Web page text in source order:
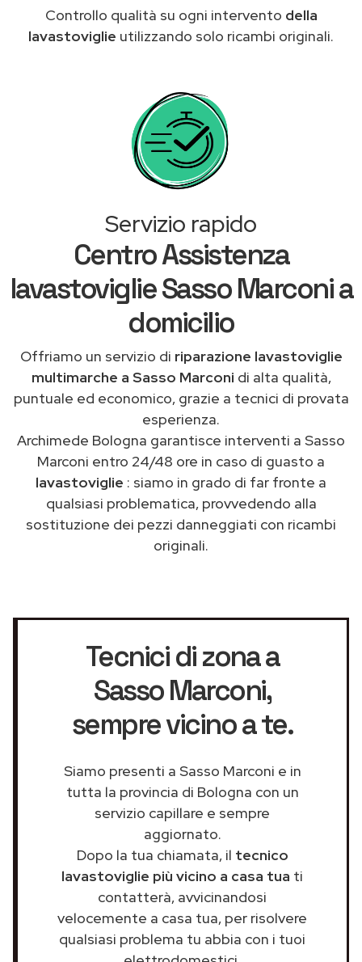
Controllo qualità su ogni intervento della
lavastoviglie utilizzando solo ricambi originali.
Servizio rapido
Centro Assistenza
lavastoviglie Sasso Marconi a
domicilio
Offriamo un servizio di riparazione lavastoviglie
multimarche a Sasso Marconi di alta qualità,
puntuale ed economico, grazie a tecnici di provata
esperienza.
Archimede Bologna garantisce interventi a Sasso
Marconi entro 24/48 ore in caso di guasto a
lavastoviglie : siamo in grado di far fronte a
qualsiasi problematica, provvedendo alla
sostituzione dei pezzi danneggiati con ricambi
originali.
Tecnici di zona a
Sasso Marconi,
sempre vicino a te.
Siamo presenti a Sasso Marconi e in
tutta la provincia di Bologna con un
servizio capillare e sempre
aggiornato.
Dopo la tua chiamata, il tecnico
lavastoviglie più vicino a casa tua ti
contatterà, avvicinandosi
velocemente a casa tua, per risolvere
qualsiasi problema tu abbia con i tuoi